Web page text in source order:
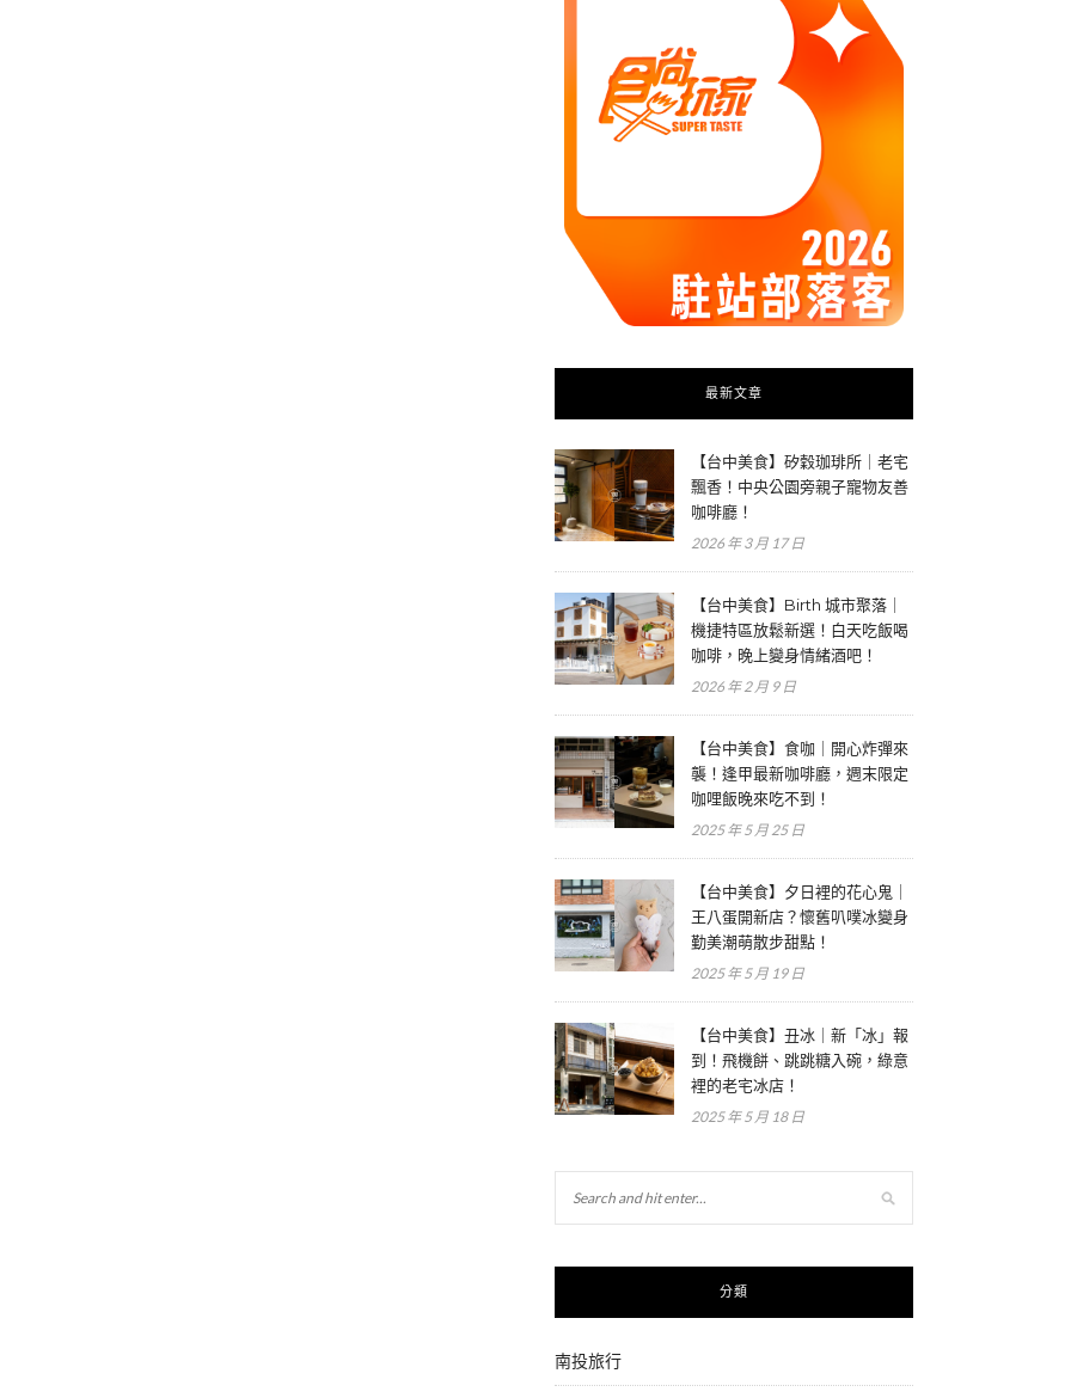
最新文章
【台中美食】矽穀珈琲所｜老宅
飄香！中央公園旁親子寵物友善
咖啡廳！
2026 年 3 月 17 日
【台中美食】Birth 城市聚落｜
機捷特區放鬆新選！白天吃飯喝
咖啡，晚上變身情緒酒吧！
2026 年 2 月 9 日
【台中美食】食咖｜開心炸彈來
襲！逢甲最新咖啡廳，週末限定
咖哩飯晚來吃不到！
2025 年 5 月 25 日
【台中美食】夕日裡的花心鬼｜
王八蛋開新店？懷舊叭噗冰變身
勤美潮萌散步甜點！
2025 年 5 月 19 日
【台中美食】丑冰｜新「冰」報
到！飛機餅、跳跳糖入碗，綠意
裡的老宅冰店！
2025 年 5 月 18 日
分類
南投旅行